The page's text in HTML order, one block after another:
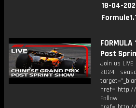
18-04-
Post
Join us
2024
Follow